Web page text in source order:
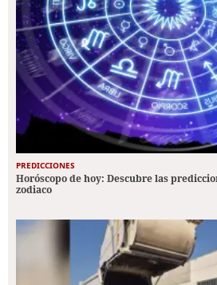
PREDICCIONES
Horóscopo de hoy: Descubre las
zodiaco